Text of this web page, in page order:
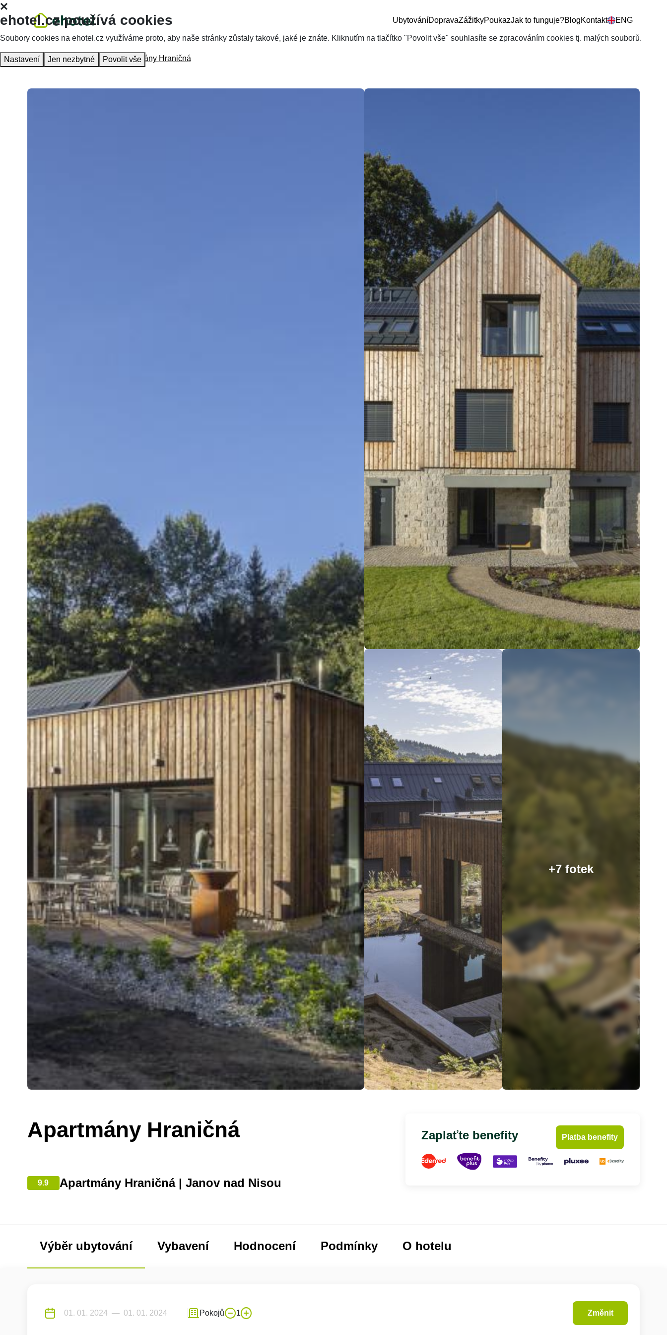
UbytováníDopravaZážitkyPoukazJak to funguje?BlogKontakt ENG
Hlavní stránka Ubytování Apartmány Hraničná
+7 fotek
Apartmány Hraničná
9.9 Apartmány Hraničná | Janov nad Nisou
Zaplaťte benefity Platba benefity
Výběr ubytování Vybavení Hodnocení Podmínky O hotelu
Pokojů 1 Změnit
ehotel.cz používá cookies
Soubory cookies na ehotel.cz využíváme proto, aby naše stránky zůstaly takové, jaké je znáte. Kliknutím na tlačítko "Povolit vše" souhlasíte se zpracováním cookies tj. malých souborů.
Nastavení Jen nezbytné Povolit vše